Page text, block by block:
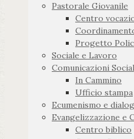
Pastorale Giovanile
Centro
Progetto
Sociale e Lavoro
Comunicazioni
In Cammino
Ufficio stampa
Ecumenismo e
Evangelizzazione e
Centro biblico